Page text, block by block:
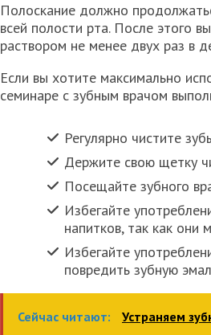
Полоскание должно
всей полости рта. После этого
раствором не менее двух раз в
Если вы хотите максимально
семинаре с зубным врачом
Регулярно чистите
Держите свою щетку
Посещайте зубного
Избегайте
напитков, так как они
Избегайте
повредить зубную
Сейчас читают: Устраняем